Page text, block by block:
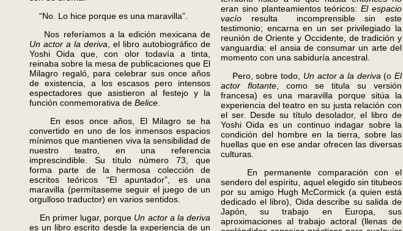
“No. Lo hice porque es una maravilla”.
Nos referíamos a la edición mexicana de
Un actor a la deriva , el libro autobiográfico de
Yoshi Oida que, con olor todavía a tinta,
reinaba sobre la mesa de publicaciones que El
Milagro regaló, para celebrar sus once años
de existencia, a los escasos pero intensos
espectadores que asistieron al festejo y la
función conmemorativa de Belice
En esos once años, El Milagro se ha
convertido en uno de los inmensos espacios
mínimos que mantienen viva la sensibilidad de
nuestro teatro, en una referencia
imprescindible. Su título número 73, que
forma parte de la hermosa colección de
escritos teóricos “El apuntador”, es una
maravilla (permítaseme seguir el juego de un
orgulloso traductor) en varios sentidos.
En primer lugar, porque Un actor a la deriva
es un libro escrito desde la experiencia de un
eran sino planteamientos teóricos:El espacio
vacío resulta incomprensible sin este
testimonio; encarna en un ser privilegiado la
reunión de Oriente y Occidente, de tradición y
vanguardia: el ansia de consumar un arte del
momento con una sabiduría ancestral.
Pero, sobre todo, Un actor a la deriva(oEl
actor flotante , como se titula su versión
francesa) es una maravilla porque sitúa la
experiencia del teatro en su justa relación con
el ser. Desde su título desolador, el libro de
Yoshi Oida es un continuo indagar sobre la
condición del hombre en la tierra, sobre las
huellas que en ese andar ofrecen las diversas
culturas.
En permanente comparación con el
sendero del espíritu, aquel elegido sin titubeos
por su amigo Hugh McCormick (a quien está
dedicado el libro), Oida describe su salida de
Japón, su trabajo en Europa, sus
aproximaciones al trabajo actoral (llenas de